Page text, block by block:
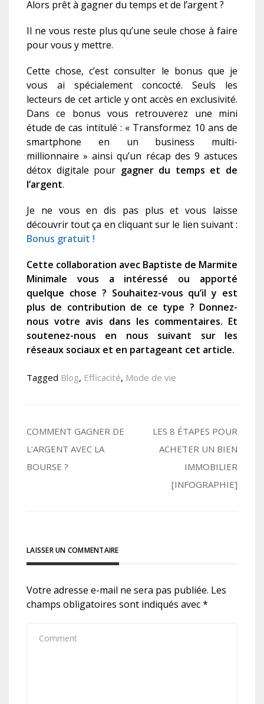
Alors prêt à gagner du temps et de l’argent ?
Il ne vous reste plus qu’une seule chose à faire
pour vous y mettre.
Cette chose, c’est consulter le bonus que je
vous ai spécialement concocté. Seuls les
lecteurs de cet article y ont accès en exclusivité.
Dans ce bonus vous retrouverez une mini
étude de cas intitulé : « Transformez 10 ans de
smartphone en un business multi-
millionnaire » ainsi qu’un récap des 9 astuces
détox digitale pour gagner du temps et de
l’argent.
Je ne vous en dis pas plus et vous laisse
découvrir tout ça en cliquant sur le lien suivant :
Bonus gratuit !
Cette collaboration avec Baptiste de Marmite
Minimale vous a intéressé ou apporté
quelque chose ? Souhaitez-vous qu’il y est
plus de contribution de ce type ? Donnez-
nous votre avis dans les commentaires. Et
soutenez-nous en nous suivant sur les
réseaux sociaux et en partageant cet article.
Tagged Blog, Efficacité, Mode de vie
Navigation
de
COMMENT GAGNER DE
L’ARGENT AVEC LA
BOURSE ?
LES 8 ÉTAPES POUR
ACHETER UN BIEN
IMMOBILIER
[INFOGRAPHIE]
LAISSER UN COMMENTAIRE
Votre adresse e-mail ne sera pas publiée. Les
champs obligatoires sont indiqués avec*